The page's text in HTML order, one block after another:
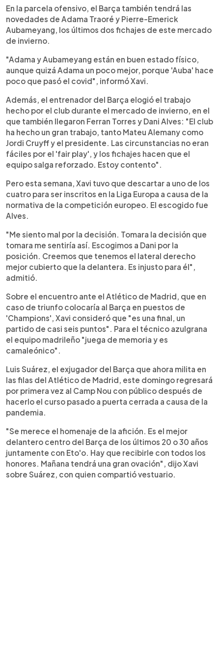
En la parcela ofensivo, el Barça también tendrá las
novedades de Adama Traoré y Pierre-Emerick
Aubameyang, los últimos dos fichajes de este mercado
de invierno.
"Adama y Aubameyang están en buen estado físico,
aunque quizá Adama un poco mejor, porque 'Auba' hace
poco que pasó el covid", informó Xavi.
Además, el entrenador del Barça elogió el trabajo
hecho por el club durante el mercado de invierno, en el
que también llegaron Ferran Torres y Dani Alves: "El club
ha hecho un gran trabajo, tanto Mateu Alemany como
Jordi Cruyff y el presidente. Las circunstancias no eran
fáciles por el 'fair play', y los fichajes hacen que el
equipo salga reforzado. Estoy contento".
Pero esta semana, Xavi tuvo que descartar a uno de los
cuatro para ser inscritos en la Liga Europa a causa de la
normativa de la competición europeo. El escogido fue
Alves.
"Me siento mal por la decisión. Tomara la decisión que
tomara me sentiría así. Escogimos a Dani por la
posición. Creemos que tenemos el lateral derecho
mejor cubierto que la delantera. Es injusto para él",
admitió.
Sobre el encuentro ante el Atlético de Madrid, que en
caso de triunfo colocaría al Barça en puestos de
'Champions', Xavi consideró que "es una final, un
partido de casi seis puntos". Para el técnico azulgrana
el equipo madrileño "juega de memoria y es
camaleónico".
Luis Suárez, el exjugador del Barça que ahora milita en
las filas del Atlético de Madrid, este domingo regresará
por primera vez al Camp Nou con público después de
hacerlo el curso pasado a puerta cerrada a causa de la
pandemia.
"Se merece el homenaje de la afición. Es el mejor
delantero centro del Barça de los últimos 20 o 30 años
juntamente con Eto'o. Hay que recibirle con todos los
honores. Mañana tendrá una gran ovación", dijo Xavi
sobre Suárez, con quien compartió vestuario.